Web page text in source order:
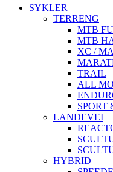
SYKLER
TERRENG
MTB
MTB
XC /
TRAIL
ALL
SPORT
LANDEVEI
HYBRID